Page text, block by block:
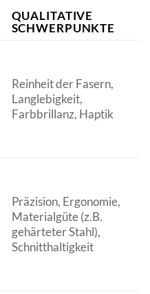
QUALITATIVE
SCHWERPUNKTE
Reinheit der Fasern,
Langlebigkeit,
Farbbrillanz, Haptik
Präzision, Ergonomie,
Materialgüte (z.B.
gehärteter Stahl),
Schnitthaltigkeit